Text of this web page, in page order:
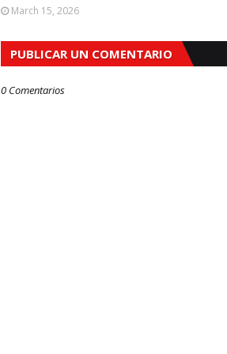
March 15, 2026
PUBLICAR UN COMENTARIO
0 Comentarios